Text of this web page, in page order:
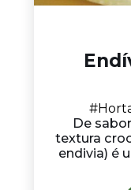
De
textura
endivia) é